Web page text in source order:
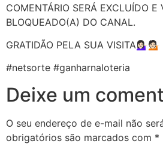
COMENTÁRIO SERÁ EXCLUÍDO E
BLOQUEADO(A) DO CANAL.
GRATIDÃO PELA SUA VISITA💁🏻‍♀️💁🏻
#netsorte #ganharnaloteria
Deixe um
O seu endereço de e-mail não
obrigatórios são marcados com *